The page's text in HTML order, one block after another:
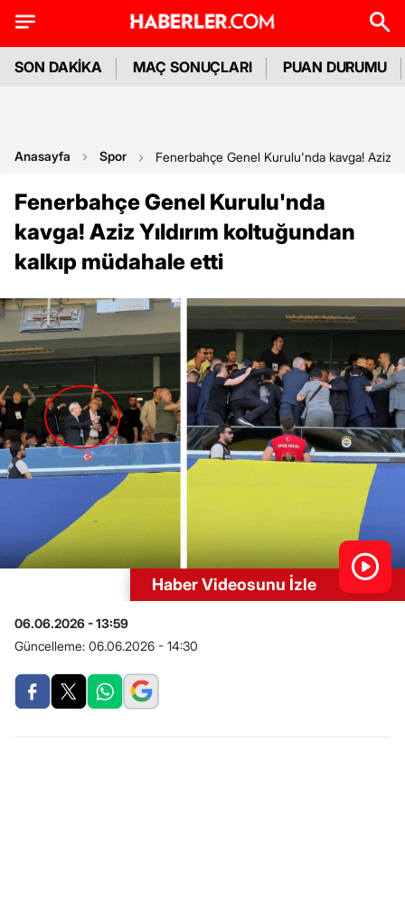
SON DAKİKA MAÇ SONUÇLARI PUAN DURUMU
Anasayfa Spor Fenerbahçe Genel Kurulu'nda kavga! Aziz
Fenerbahçe Genel Kurulu'nda
kavga! Aziz Yıldırım koltuğundan
kalkıp müdahale etti
Haber Videosunu İzle
06.06.2026 - 13:59
Güncelleme: 06.06.2026 - 14:30